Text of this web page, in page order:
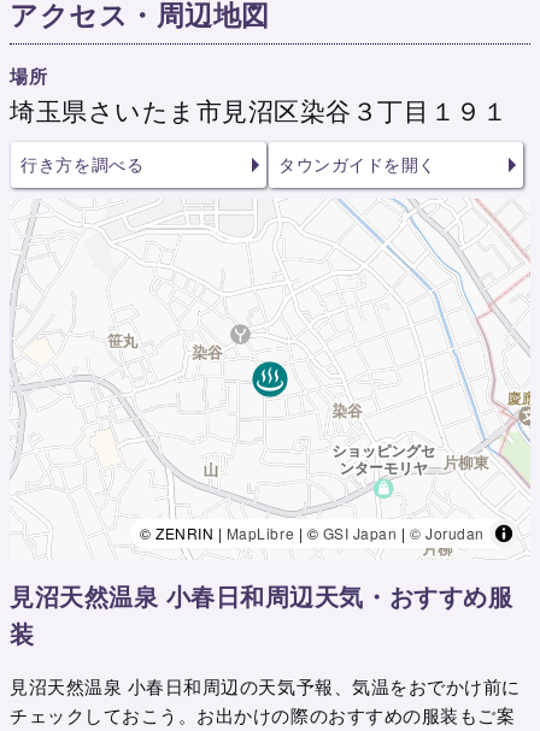
アクセス・周辺地図
場所
埼玉県さいたま市見沼区染谷３丁目１９１
行き方を調べる タウンガイドを開く
© ZENRIN | MapLibre | © GSI Japan |© Jorudan
見沼天然温泉 小春日和周辺天気・おすすめ服
装
見沼天然温泉 小春日和周辺の天気予報、気温をおでかけ前に
チェックしておこう。お出かけの際のおすすめの服装もご案